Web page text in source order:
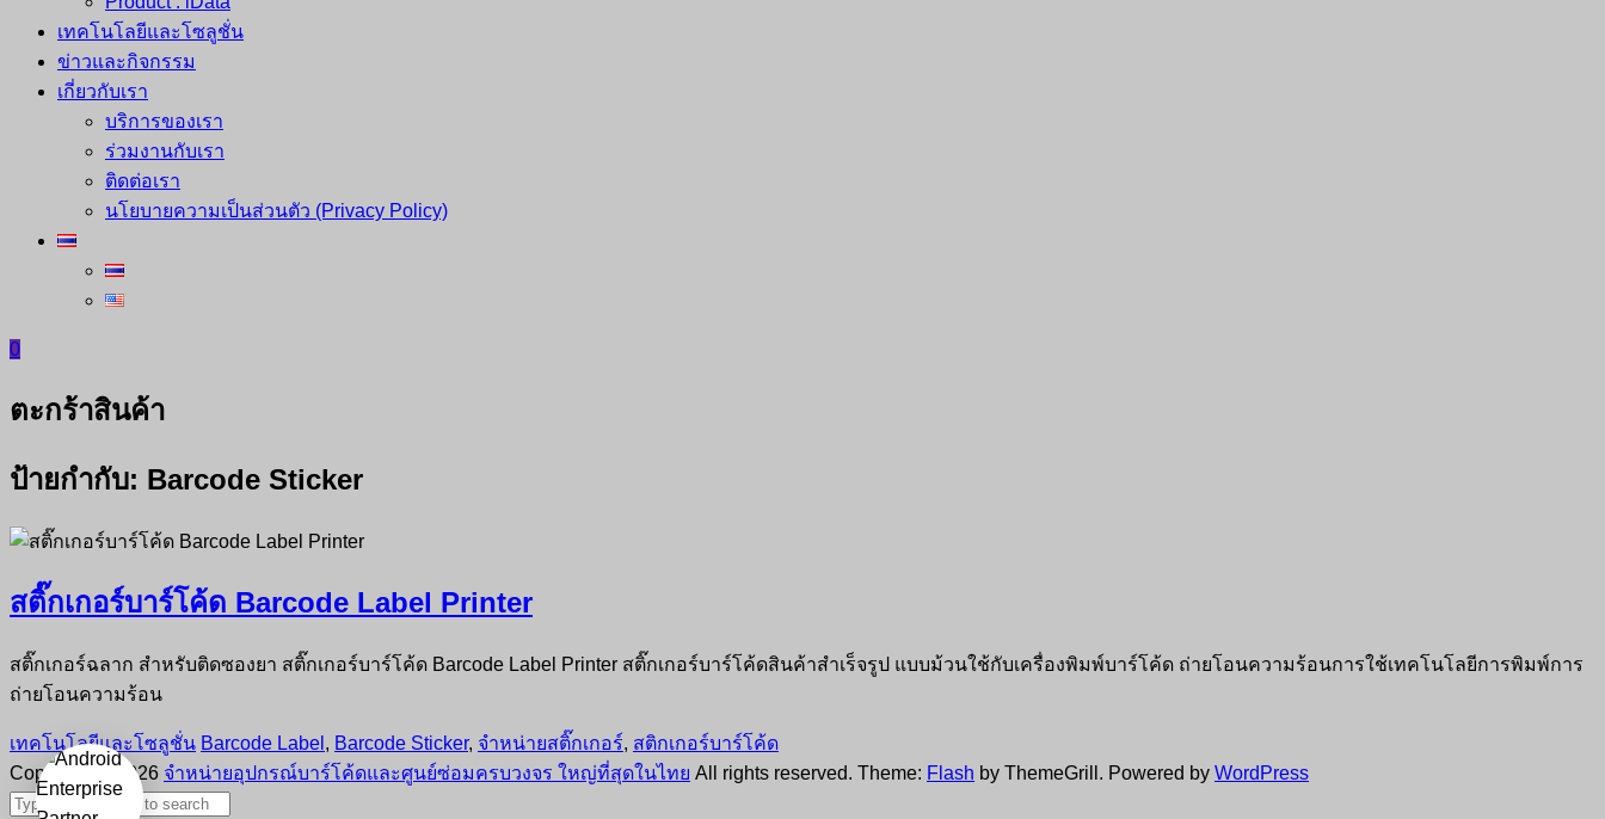
เทคโนโลยีและโซลูชั่น
ข่าวและกิจกรรม
เกี่ยวกับเรา
บริการของเรา
ร่วมงานกับเรา
ติดต่อเรา
นโยบายความเป็นส่วนตัว (Privacy Policy)
0
ตะกร้าสินค้า
ป้ายกำกับ: Barcode Sticker
สติ๊กเกอร์บาร์โค้ด Barcode Label Printer
สติ๊กเกอร์ฉลาก สำหรับติดซองยา สติ๊กเกอร์บาร์โค้ด Barcode Label Printer สติ๊กเกอร์บาร์โค้ดสินค้าสำเร็จรูป แบบม้วนใช้กับเครื่องพิมพ์บาร์โค้ด ถ่ายโอนความร้อนการใช้เทคโนโลยีการพิมพ์การ
ถ่ายโอนความร้อน
เทคโนโลยีและโซลูชั่น Barcode Label , Barcode Sticker, จำหน่ายสติ๊กเกอร์, สติกเกอร์บาร์โค้ด
Copyright © 2026 จำหน่ายอุปกรณ์บาร์โค้ดและศูนย์ซ่อมครบวงจร ใหญ่ที่สุดในไทย All rights reserved. Theme: Flash by ThemeGrill. Powered by WordPress